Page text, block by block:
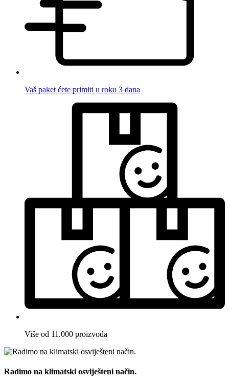
Vaš paket ćete primiti u roku 3 dana
Više od 11.000 proizvoda
Radimo na klimatski osviješteni način.